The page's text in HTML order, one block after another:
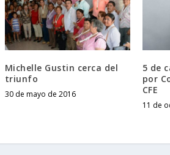
Michelle Gustin cerca del
triunfo
30 de mayo de 2016
5 de
por
CFE
11 de